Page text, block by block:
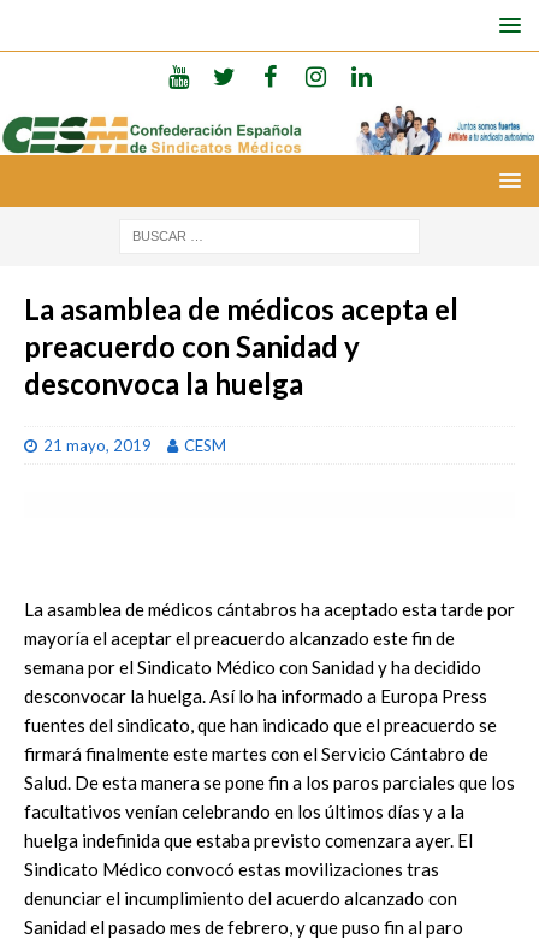
La asamblea de médicos acepta el
preacuerdo con Sanidad y
desconvoca la huelga
21 mayo, 2019 CESM
La asamblea de médicos cántabros ha aceptado esta tarde por
mayoría el aceptar el preacuerdo alcanzado este fin de
semana por el Sindicato Médico con Sanidad y ha decidido
desconvocar la huelga. Así lo ha informado a Europa Press
fuentes del sindicato, que han indicado que el preacuerdo se
firmará finalmente este martes con el Servicio Cántabro de
Salud. De esta manera se pone fin a los paros parciales que los
facultativos venían celebrando en los últimos días y a la
huelga indefinida que estaba previsto comenzara ayer. El
Sindicato Médico convocó estas movilizaciones tras
denunciar el incumplimiento del acuerdo alcanzado con
Sanidad el pasado mes de febrero, y que puso fin al paro